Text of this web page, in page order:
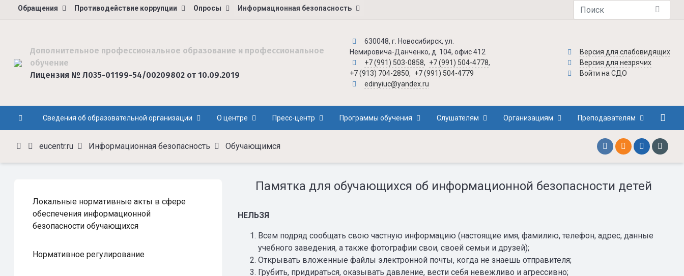
Обращения Противодействие коррупции Опросы Информационная безопасность
Дополнительное профессиональное образование и профессиональное
обучение
Лицензия № Л035-01199-54/00209802 от 10.09.2019
630048, г. Новосибирск, ул.
Немировича-Данченко, д. 104, офис 412
+7 (991) 503-0858, +7 (991) 504-4778,
+7 (913) 704-2850, +7 (991) 504-4779
edinyiuc@yandex.ru
Версия для слабовидящих
Версия для незрячих
Войти на СДО
Сведения об образовательной организации О центре Пресс-центр Программы обучения Слушателям Организациям Преподавателям
eucentr.ru Информационная безопасность Обучающимся
Локальные нормативные акты в сфере
обеспечения информационной
безопасности обучающихся
Нормативное регулирование
Памятка для обучающихся об информационной безопасности детей
НЕЛЬЗЯ
Всем подряд сообщать свою частную информацию (настоящие имя, фамилию, телефон, адрес, данные
учебного заведения, а также фотографии свои, своей семьи и друзей);
Открывать вложенные файлы электронной почты, когда не знаешь отправителя;
Грубить, придираться, оказывать давление, вести себя невежливо и агрессивно;